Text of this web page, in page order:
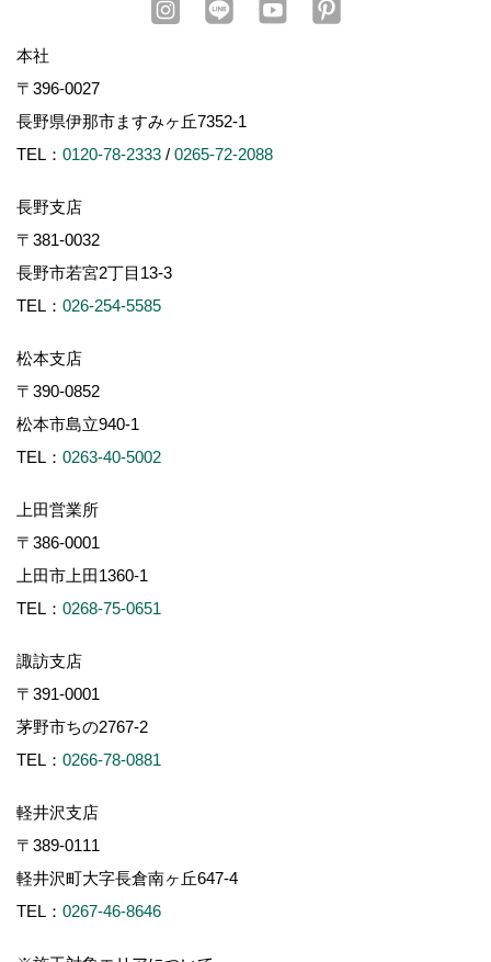
本社
〒396-0027
長野県伊那市ますみヶ丘7352-1
TEL： 0120-78-2333 / 0265-72-2088
長野支店
〒381-0032
長野市若宮2丁目13-3
TEL： 026-254-5585
松本支店
〒390-0852
松本市島立940-1
TEL： 0263-40-5002
上田営業所
〒386-0001
上田市上田1360-1
TEL： 0268-75-0651
諏訪支店
〒391-0001
茅野市ちの2767-2
TEL： 0266-78-0881
軽井沢支店
〒389-0111
軽井沢町大字長倉南ヶ丘647-4
TEL： 0267-46-8646